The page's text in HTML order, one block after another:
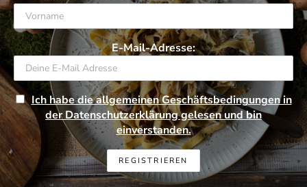
E-Mail-Adresse:
Ich habe die allgemeinen Geschäftsbedingungen in
der Datenschutzerklärung gelesen und bin
einverstanden.